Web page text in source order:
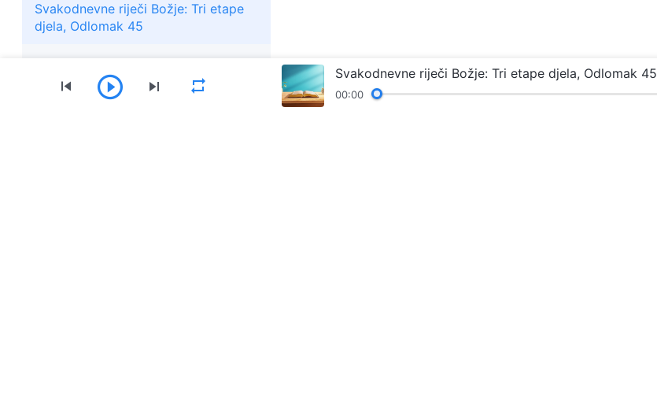
Svakodnevne riječi Božje: Tri etape
djela, Odlomak 45
Svakodnevne riječi Božje: Tri etape djela, Odlomak 45
00:00